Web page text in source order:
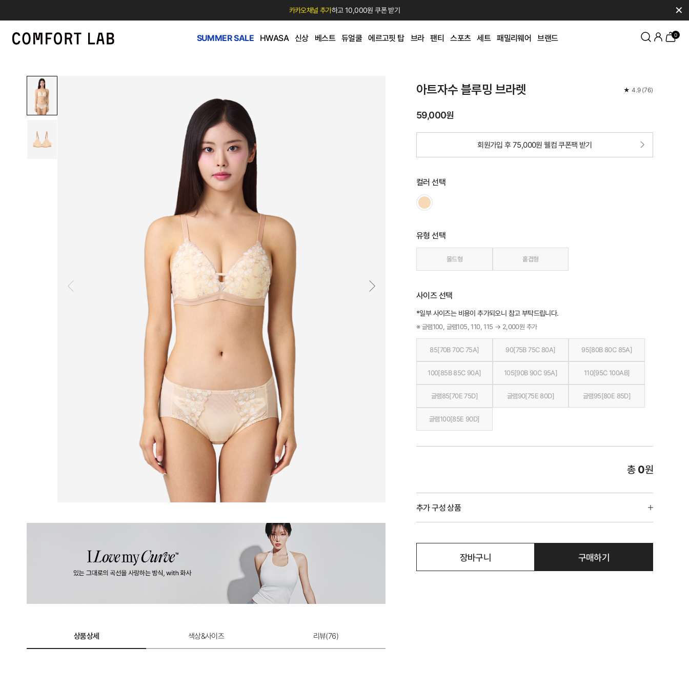
카카오채널 추가하고 10,000원 쿠폰 받기 ✕
SUMMER SALE HWASA 신상 베스트 듀얼쿨 에르고핏 탑 브라 팬티 스포츠 세트 패밀리웨어 브랜드 0
상품상세 색상&사이즈 리뷰(76)
아트자수 블루밍 브라렛 ★ 4.9 (76)
59,000원
회원가입 후 75,000원 웰컴 쿠폰팩 받기
컬러 선택
유형 선택
몰드형 홑겹형
사이즈 선택
*일부 사이즈는 비용이 추가되오니 참고 부탁드립니다.
※ 글램100, 글램105, 110, 115 → 2,000원 추가
85[70B 70C 75A] 90[75B 75C 80A] 95[80B 80C 85A]
100[85B 85C 90A] 105[90B 90C 95A] 110[95C 100AB]
글램85[70E 75D] 글램90[75E 80D] 글램95[80E 85D]
글램100[85E 90D]
총 0원
추가 구성 상품
장바구니 구매하기